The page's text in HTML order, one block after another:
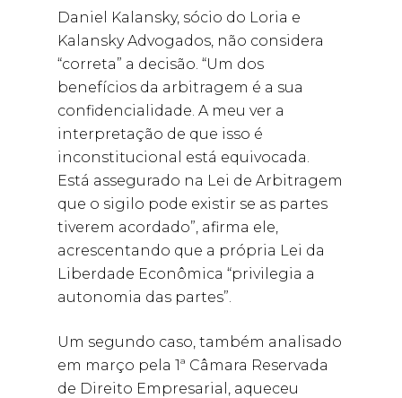
Daniel Kalansky, sócio do Loria e
Kalansky Advogados, não considera
“correta” a decisão. “Um dos
benefícios da arbitragem é a sua
confidencialidade. A meu ver a
interpretação de que isso é
inconstitucional está equivocada.
Está assegurado na Lei de Arbitragem
que o sigilo pode existir se as partes
tiverem acordado”, afirma ele,
acrescentando que a própria Lei da
Liberdade Econômica “privilegia a
autonomia das partes”.
Um segundo caso, também analisado
em março pela 1ª Câmara Reservada
de Direito Empresarial, aqueceu